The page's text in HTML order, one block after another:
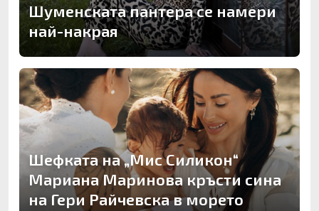
Шуменската пантера се намери
най-накрая
Шефката на „Мис Силикон“
Мариана Маринова кръсти сина
на Гери Райчевска в морето